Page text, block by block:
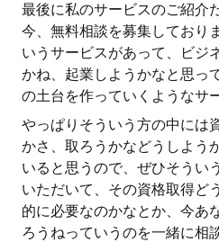
最後に私のサービスのご紹介
今、無料相談を募集しており
いうサービスがあって、ビジ
かね、起業しようかなと思っ
の土台を作っていくようなサ
やっぱりそういう方の中には
かさ、取ろうかなどうしよう
いると思うので、ぜひそうい
いただいて、その資格取得ど
的に必要なのかなとか、今あ
ろうねっていうのを一緒に相